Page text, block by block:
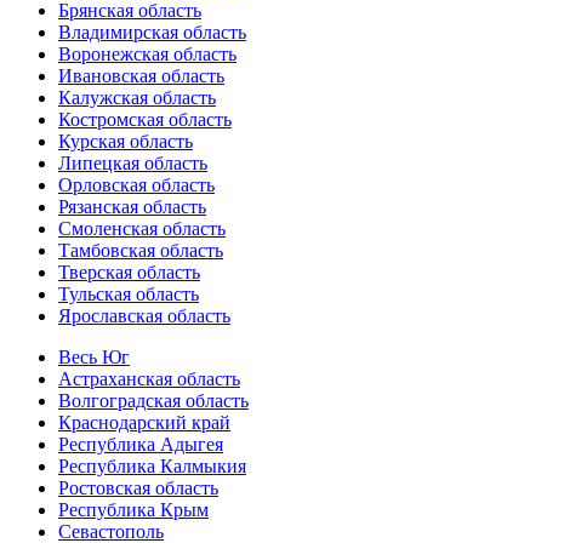
Брянская область
Владимирская область
Воронежская область
Ивановская область
Калужская область
Костромская область
Курская область
Липецкая область
Орловская область
Рязанская область
Смоленская область
Тамбовская область
Тверская область
Тульская область
Ярославская область
Весь Юг
Астраханская область
Волгоградская область
Краснодарский край
Республика Адыгея
Республика Калмыкия
Ростовская область
Республика Крым
Севастополь